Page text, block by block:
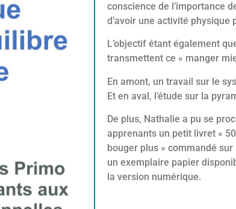
conscience de l’importance
d’avoir une activité
L’objectif étant également
transmettent ce « manger
En amont, un travail sur le
Et en aval, l’étude sur la
De plus, Nathalie a pu se
apprenants un petit livret «
bouger plus » commandé
un exemplaire papier
la version numérique.